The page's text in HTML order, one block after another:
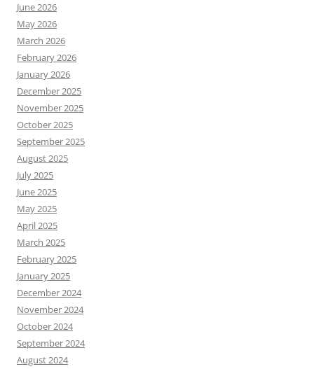
June 2026
May 2026
March 2026
February 2026
January 2026
December 2025
November 2025
October 2025
September 2025
August 2025
July 2025
June 2025
May 2025
April 2025
March 2025
February 2025
January 2025
December 2024
November 2024
October 2024
September 2024
August 2024